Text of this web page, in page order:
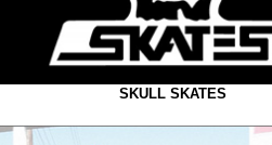
SKULL SKATES